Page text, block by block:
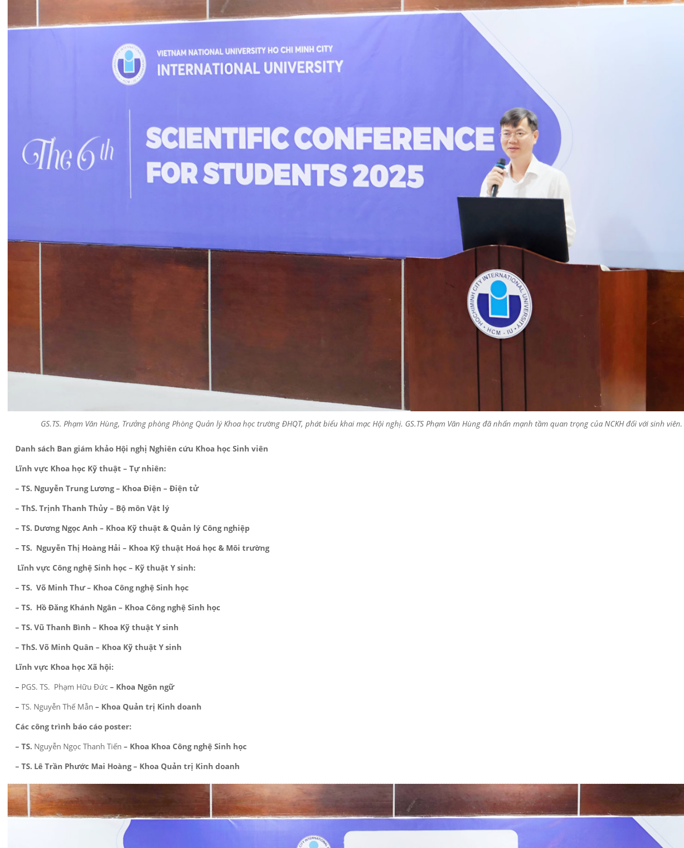
GS.TS. Phạm Văn Hùng, Trưởng phòng Phòng Quản lý Khoa học trường ĐHQT, phát biểu khai mạc Hội nghị. GS.TS Phạm Văn Hùng đã nhấn mạnh tầm quan trọng của NCKH đối với sinh viên.
Danh sách Ban giám khảo Hội nghị Nghiên cứu Khoa học Sinh viên
Lĩnh vực Khoa học Kỹ thuật – Tự nhiên:
– TS. Nguyễn Trung Lương – Khoa Điện – Điện tử
– ThS. Trịnh Thanh Thủy – Bộ môn Vật lý
– TS. Dương Ngọc Anh – Khoa Kỹ thuật & Quản lý Công nghiệp
– TS. Nguyễn Thị Hoàng Hải – Khoa Kỹ thuật Hoá học & Môi trường
Lĩnh vực Công nghệ Sinh học – Kỹ thuật Y sinh:
– TS. Võ Minh Thư – Khoa Công nghệ Sinh học
– TS. Hồ Đăng Khánh Ngân – Khoa Công nghệ Sinh học
– TS. Vũ Thanh Bình – Khoa Kỹ thuật Y sinh
– ThS. Võ Minh Quân – Khoa Kỹ thuật Y sinh
Lĩnh vực Khoa học Xã hội:
– PGS. TS. Phạm Hữu Đức – Khoa Ngôn ngữ
– TS. Nguyễn Thế Mẫn – Khoa Quản trị Kinh doanh
Các công trình báo cáo poster:
– TS. Nguyễn Ngọc Thanh Tiến – Khoa Khoa Công nghệ Sinh học
– TS. Lê Trần Phước Mai Hoàng – Khoa Quản trị Kinh doanh